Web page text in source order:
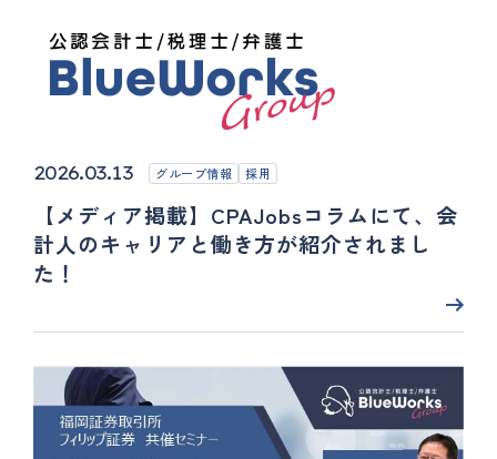
2026.03.13 グループ情報 採用
【メディア掲載】CPAJobsコラムにて、会
計人のキャリアと働き方が紹介されまし
た！